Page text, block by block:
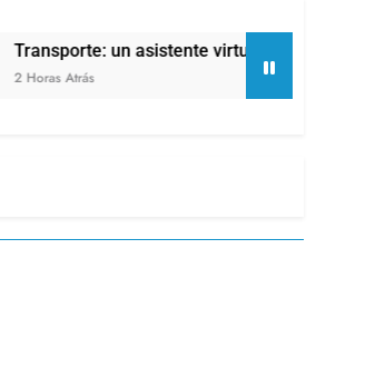
un asistente virtual para consultar